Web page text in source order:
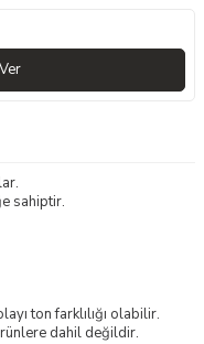
sahiptir.
ton farklılığı olabilir.
dahil değildir.